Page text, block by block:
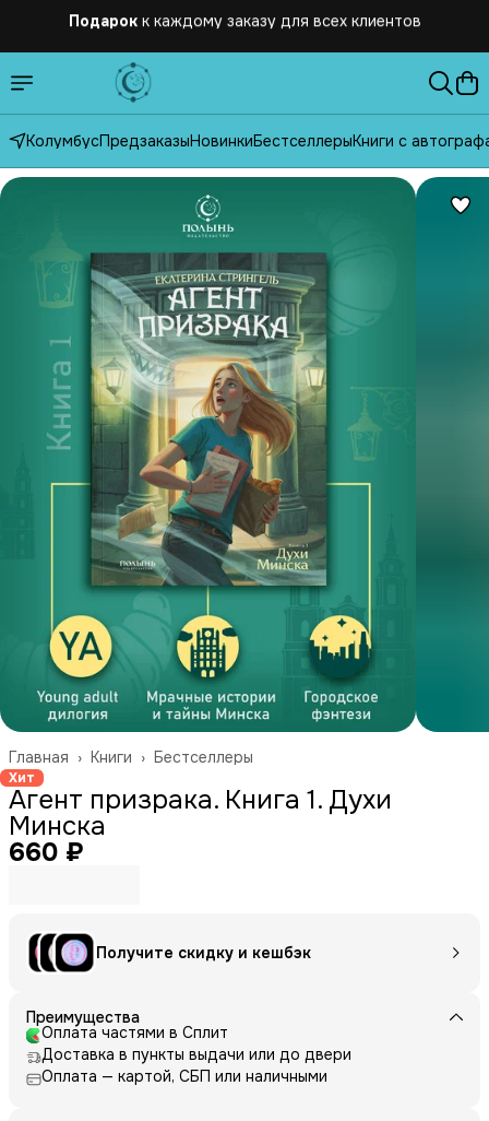
КолумбусПредзаказыНовинкиБестселлерыКниги с
Бестселлеры
Книги ›
Главная ›
Хит
Агент призрака. Книга 1. Духи
Минска
660 ₽
Получите скидку и кешбэк
Преимущества
Оплата частями в Сплит
Доставка в пункты выдачи или до двери
Оплата — картой, СБП или наличными